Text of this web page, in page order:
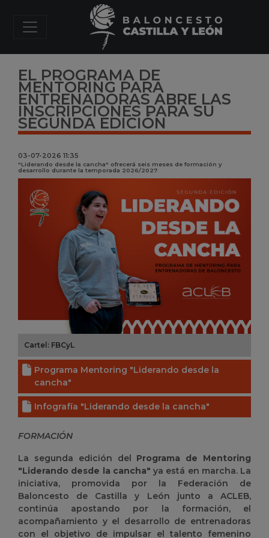
EL PROGRAMA DE
MENTORING PARA
ENTRENADORAS ABRE LAS
INSCRIPCIONES PARA SU
SEGUNDA EDICIÓN
03-07-2026 11:35
"Liderando desde la cancha" ofrecerá seis meses de formación y
desarrollo durante la temporada 2026/2027
Cartel: FBCyL
Programa Mentoring "Liderando desde la
cancha"
Infografía "Liderando desde la cancha"
FORMACIÓN
La segunda edición del Programa de Mentoring
"Liderando desde la cancha" ya está en marcha. La
iniciativa, promovida por la Federación de
Baloncesto de Castilla y León junto a ACLEB,
continúa apostando por la formación, el
acompañamiento y el desarrollo de entrenadoras
con el objetivo de impulsar el talento femenino